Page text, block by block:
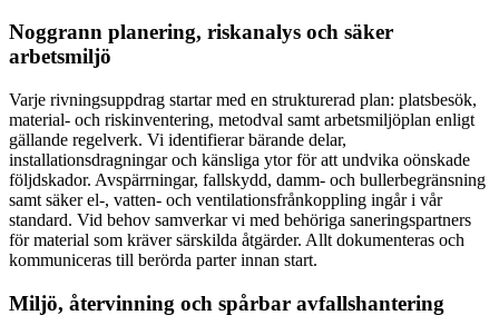
Noggrann planering, riskanalys och säker
arbetsmiljö
Varje rivningsuppdrag startar med en strukturerad plan: platsbesök,
material- och riskinventering, metodval samt arbetsmiljöplan enligt
gällande regelverk. Vi identifierar bärande delar,
installationsdragningar och känsliga ytor för att undvika oönskade
följdskador. Avspärrningar, fallskydd, damm- och bullerbegränsning
samt säker el-, vatten- och ventilationsfrånkoppling ingår i vår
standard. Vid behov samverkar vi med behöriga saneringspartners
för material som kräver särskilda åtgärder. Allt dokumenteras och
kommuniceras till berörda parter innan start.
Miljö, återvinning och spårbar avfallshantering